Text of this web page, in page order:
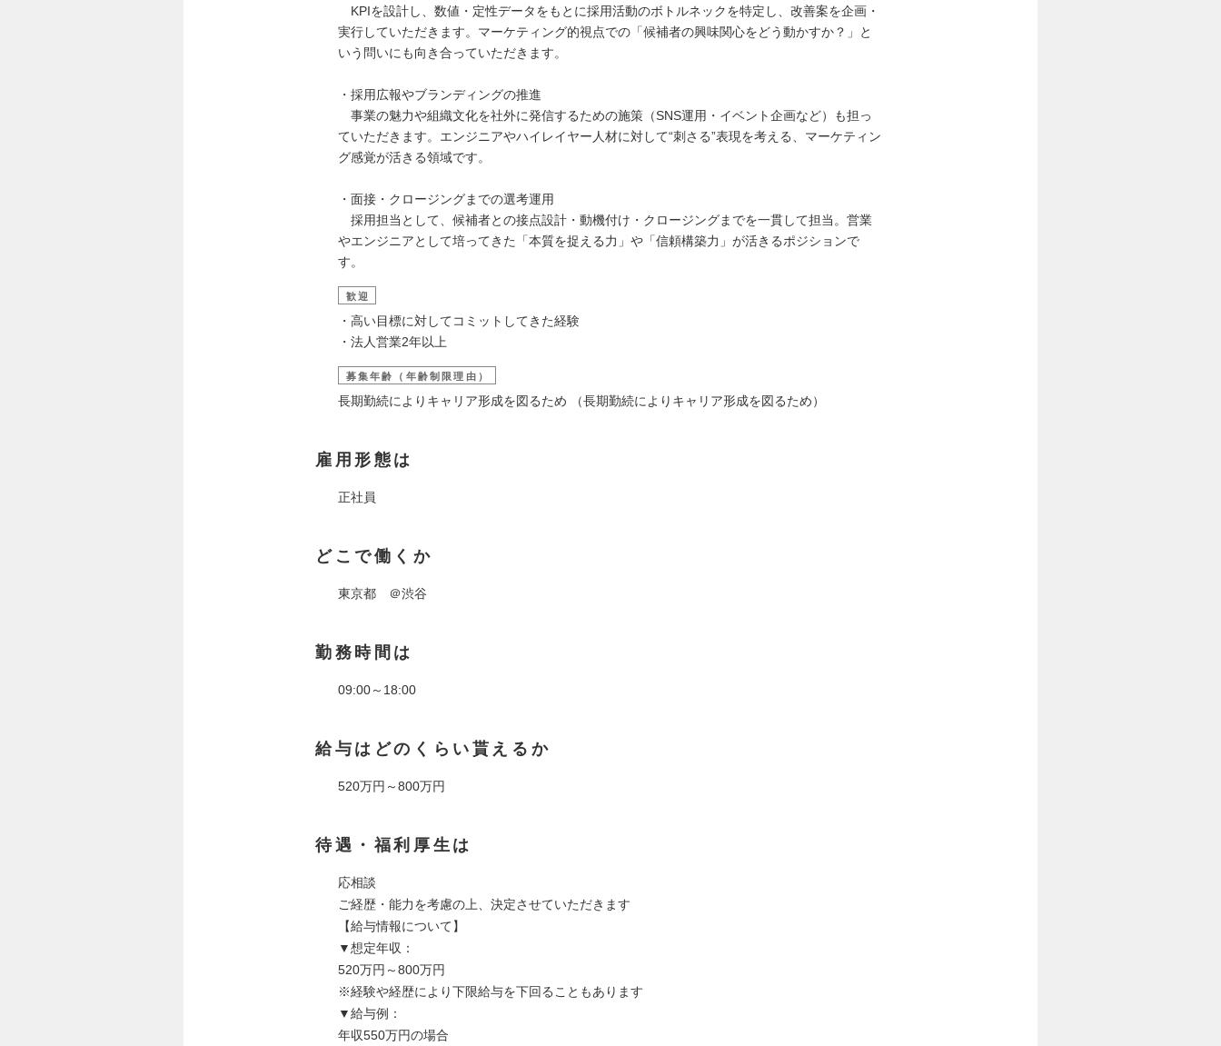
KPIを設計し、数値・定性データをもとに採用活動のボトルネックを特定し、改善案を企画・
実行していただきます。マーケティング的視点での「候補者の興味関心をどう動かすか？」と
いう問いにも向き合っていただきます。
・採用広報やブランディングの推進
事業の魅力や組織文化を社外に発信するための施策（SNS運用・イベント企画など）も担っ
ていただきます。エンジニアやハイレイヤー人材に対して“刺さる”表現を考える、マーケティン
グ感覚が活きる領域です。
・面接・クロージングまでの選考運用
採用担当として、候補者との接点設計・動機付け・クロージングまでを一貫して担当。営業
やエンジニアとして培ってきた「本質を捉える力」や「信頼構築力」が活きるポジションで
す。
歓迎
・高い目標に対してコミットしてきた経験
・法人営業2年以上
募集年齢（年齢制限理由）
長期勤続によりキャリア形成を図るため （長期勤続によりキャリア形成を図るため）
雇用形態は
正社員
どこで働くか
東京都 ＠渋谷
勤務時間は
09:00～18:00
給与はどのくらい貰えるか
520万円～800万円
待遇・福利厚生は
応相談
ご経歴・能力を考慮の上、決定させていただきます
【給与情報について】
▼想定年収：
520万円～800万円
※経験や経歴により下限給与を下回ることもあります
▼給与例：
年収550万円の場合